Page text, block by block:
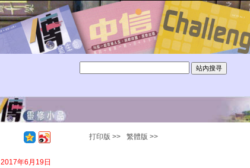
打印版 >> 繁體版 >>
2017年6月19日